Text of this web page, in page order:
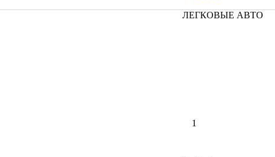
ЛЕГКОВЫЕ АВТО
1